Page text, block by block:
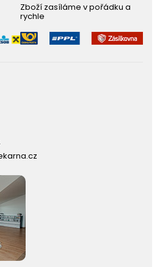
Zboží zasíláme v pořádku a
rychle